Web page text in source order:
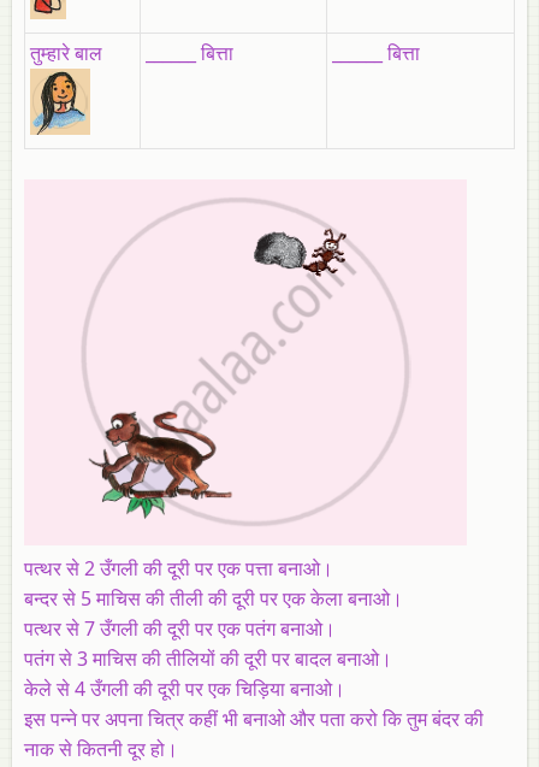
तुम्हारे बाल ______ बित्ता ______ बित्ता
पत्थर से 2 उँगली की दूरी पर एक पत्ता बनाओ।
बन्दर से 5 माचिस की तीली की दूरी पर एक केला बनाओ।
पत्थर से 7 उँगली की दूरी पर एक पतंग बनाओ।
पतंग से 3 माचिस की तीलियों की दूरी पर बादल बनाओ।
केले से 4 उँगली की दूरी पर एक चिड़िया बनाओ।
इस पन्ने पर अपना चित्र कहीं भी बनाओ और पता करो कि तुम बंदर की
नाक से कितनी दूर हो।